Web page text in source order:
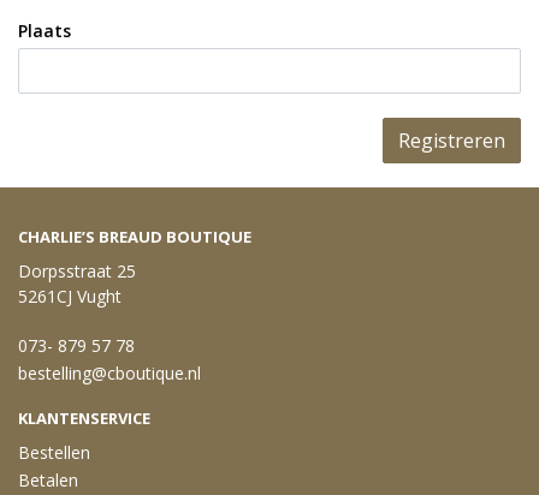
Plaats
Registreren
CHARLIE’S BREAUD BOUTIQUE
Dorpsstraat 25
5261CJ Vught
073- 879 57 78
bestelling@cboutique.nl
KLANTENSERVICE
Bestellen
Betalen